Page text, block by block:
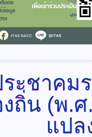
ะชาคม
น (พ.ศ
แปล